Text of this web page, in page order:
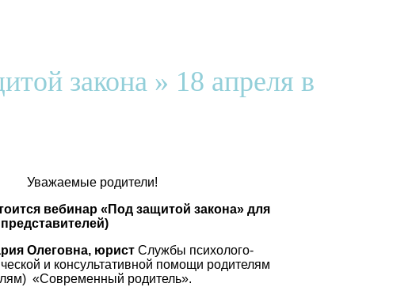
закона » 18 апреля в
Уважаемые родители!
вебинар «Под защитой закона» для
Олеговна, юрист Службы психолого-
и консультативной помощи родителям
«Современный родитель».